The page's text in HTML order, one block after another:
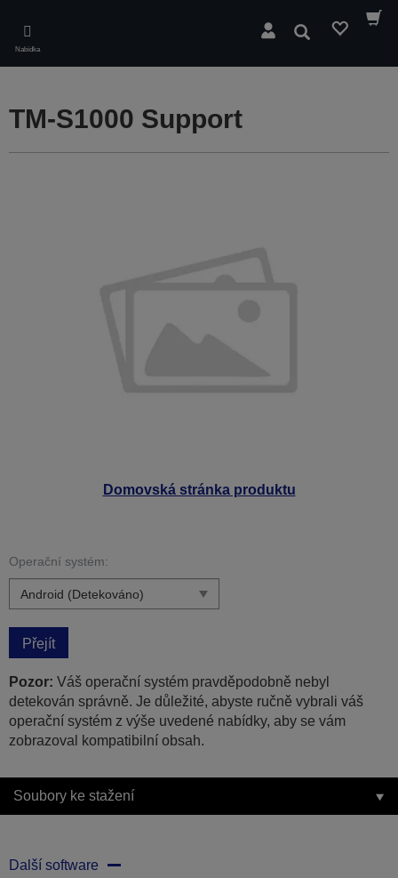
main
content
Nabídka
Hledat
Domovská stránka produktu
TM-S1000 Support
Operační systém:
Přejít
Pozor: Váš operační systém pravděpodobně nebyl
detekován správně. Je důležité, abyste ručně vybrali váš
operační systém z výše uvedené nabídky, aby se vám
zobrazoval kompatibilní obsah.
Soubory ke stažení
Další software